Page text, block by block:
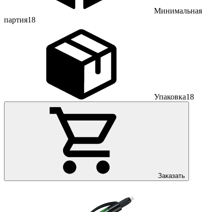
Минимальная
партия18
Упаковка18
Заказать